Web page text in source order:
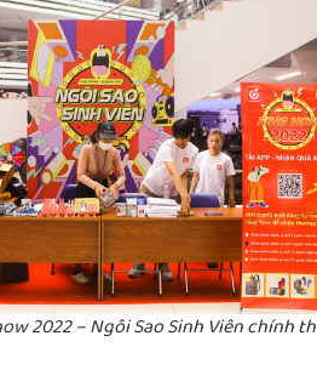
2022 – Ngôi Sao Sinh Viên chính